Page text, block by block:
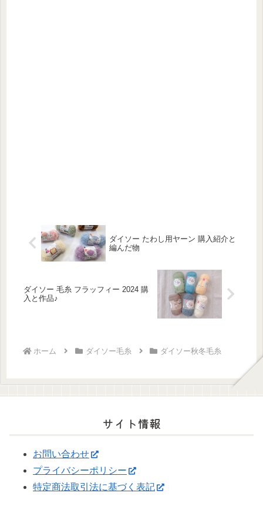
ダイソー たわし用ヤーン 購入紹介と
編んだ物
ダイソー 毛糸 フラッフィー 2024 購
入と作品♪
ホーム ダイソー毛糸 ダイソー秋冬毛糸
サイト情報
お問い合わせ
プライバシーポリシー
特定商法取引法に基づく表記